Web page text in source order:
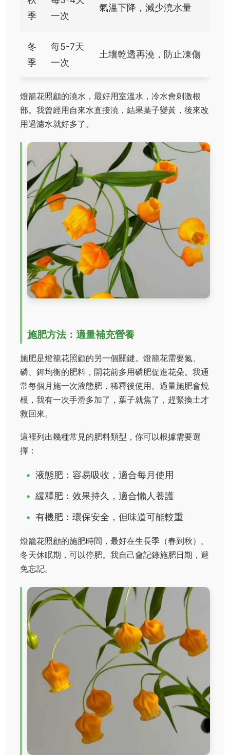
季
一次
氣溫下降，減少澆水量
冬
季
每5-7天
一次
土壤乾透再澆，防止凍傷
燈籠花照顧的澆水，最好用室溫水，冷水會刺激根
部。我曾經用自來水直接澆，結果葉子變黃，後來改
用過濾水就好多了。
施肥方法：適量補充營養
施肥是燈籠花照顧的另一個關鍵。燈籠花需要氮、
磷、鉀均衡的肥料，開花前多用磷肥促進花朵。我通
常每個月施一次液態肥，稀釋後使用。過量施肥會燒
根，我有一次手滑多加了，葉子就焦了，趕緊換土才
救回來。
這裡列出幾種常見的肥料類型，你可以根據需要選
擇：
液態肥：容易吸收，適合每月使用
緩釋肥：效果持久，適合懶人養護
有機肥：環保安全，但味道可能較重
燈籠花照顧的施肥時間，最好在生長季（春到秋）。
冬天休眠期，可以停肥。我自己會記錄施肥日期，避
免忘記。